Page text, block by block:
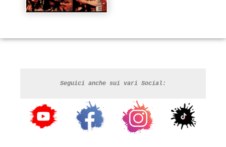
Seguici anche sui vari Social: